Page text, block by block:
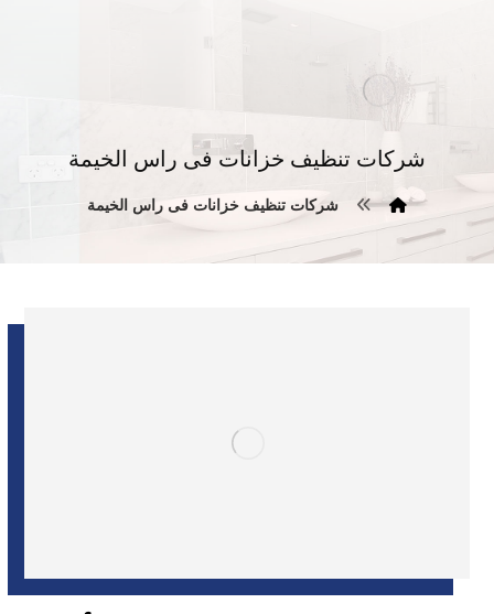
شركات تنظيف خزانات فى راس الخيمة
شركات تنظيف خزانات فى راس الخيمة